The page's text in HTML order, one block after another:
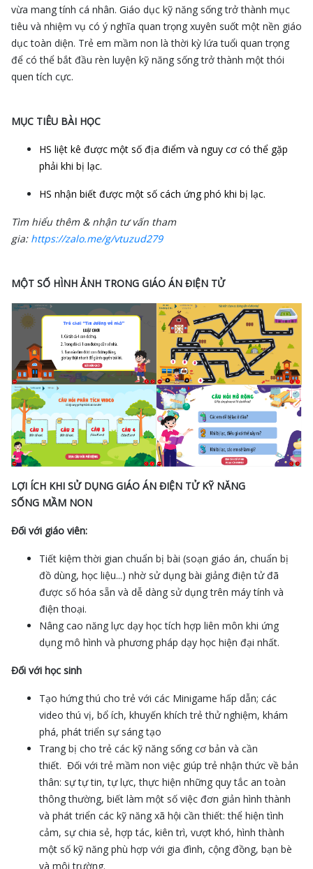
vừa mang tính cá nhân. Giáo dục kỹ năng sống trở thành mục
tiêu và nhiệm vụ có ý nghĩa quan trọng xuyên suốt một nền giáo
dục toàn diện. Trẻ em mầm non là thời kỳ lứa tuổi quan trọng
để có thể bắt đầu rèn luyện kỹ năng sống trở thành một thói
quen tích cực.
MỤC TIÊU BÀI HỌC
HS liệt kê được một số địa điểm và nguy cơ có thể gặp
phải khi bị lạc.
HS nhận biết được một số cách ứng phó khi bị lạc.
Tìm hiểu thêm & nhận tư vấn tham
gia: https://zalo.me/g/vtuzud279
MỘT SỐ HÌNH ẢNH TRONG GIÁO ÁN ĐIỆN TỬ
LỢI ÍCH KHI SỬ DỤNG GIÁO ÁN ĐIỆN TỬ KỸ NĂNG
SỐNG MẦM NON
Đối với giáo viên:
Tiết kiệm thời gian chuẩn bị bài (soạn giáo án, chuẩn bị
đồ dùng, học liệu...) nhờ sử dụng bài giảng điện tử đã
được số hóa sẵn và dễ dàng sử dụng trên máy tính và
điện thoại.
Nâng cao năng lực dạy học tích hợp liên môn khi ứng
dụng mô hình và phương pháp dạy học hiện đại nhất.
Đối với học sinh
Tạo hứng thú cho trẻ với các Minigame hấp dẫn; các
video thú vị, bổ ích, khuyến khích trẻ thử nghiệm, khám
phá, phát triển sự sáng tạo
Trang bị cho trẻ các kỹ năng sống cơ bản và cần
thiết. Đối với trẻ mầm non việc giúp trẻ nhận thức về bản
thân: sự tự tin, tự lực, thực hiện những quy tắc an toàn
thông thường, biết làm một số việc đơn giản hình thành
và phát triển các kỹ năng xã hội cần thiết: thể hiện tình
cảm, sự chia sẻ, hợp tác, kiên trì, vượt khó, hình thành
một số kỹ năng phù hợp với gia đình, cộng đồng, bạn bè
và môi trường.